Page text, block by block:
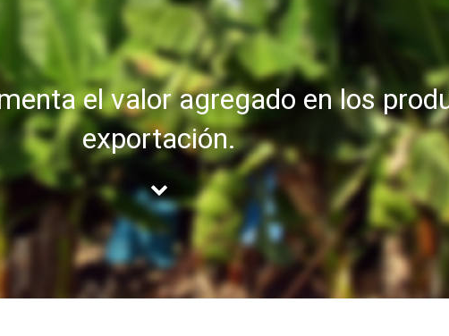
el valor agregado en los
exportación.